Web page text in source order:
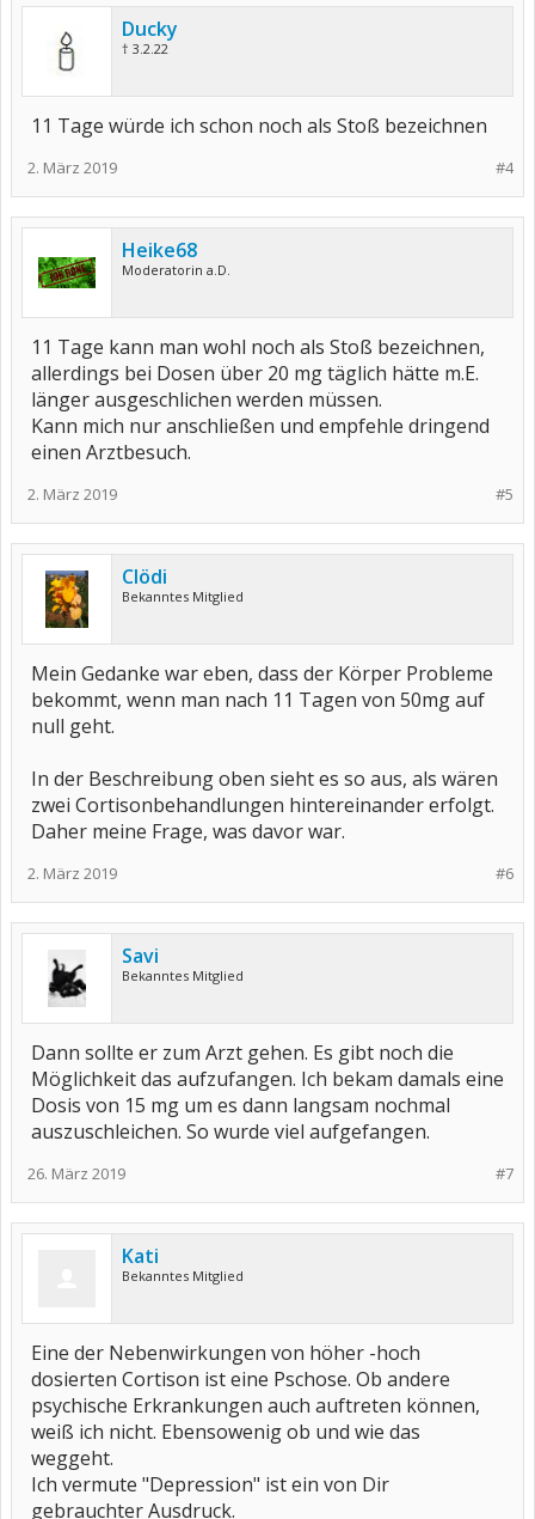
Ducky
† 3.2.22
11 Tage würde ich schon noch als Stoß bezeichnen
#4
2. März 2019
Heike68
Moderatorin a.D.
11 Tage kann man wohl noch als Stoß bezeichnen,
allerdings bei Dosen über 20 mg täglich hätte m.E.
länger ausgeschlichen werden müssen.
Kann mich nur anschließen und empfehle dringend
einen Arztbesuch.
#5
2. März 2019
Clödi
Bekanntes Mitglied
Mein Gedanke war eben, dass der Körper Probleme
bekommt, wenn man nach 11 Tagen von 50mg auf
null geht.
In der Beschreibung oben sieht es so aus, als wären
zwei Cortisonbehandlungen hintereinander erfolgt.
Daher meine Frage, was davor war.
#6
2. März 2019
Savi
Bekanntes Mitglied
Dann sollte er zum Arzt gehen. Es gibt noch die
Möglichkeit das aufzufangen. Ich bekam damals eine
Dosis von 15 mg um es dann langsam nochmal
auszuschleichen. So wurde viel aufgefangen.
#7
26. März 2019
Kati
Bekanntes Mitglied
Eine der Nebenwirkungen von höher -hoch
dosierten Cortison ist eine Pschose. Ob andere
psychische Erkrankungen auch auftreten können,
weiß ich nicht. Ebensowenig ob und wie das
weggeht.
Ich vermute "Depression" ist ein von Dir
gebrauchter Ausdruck.